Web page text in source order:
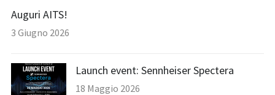
Auguri AITS!
3 Giugno 2026
Launch event: Sennheiser Spectera
18 Maggio 2026